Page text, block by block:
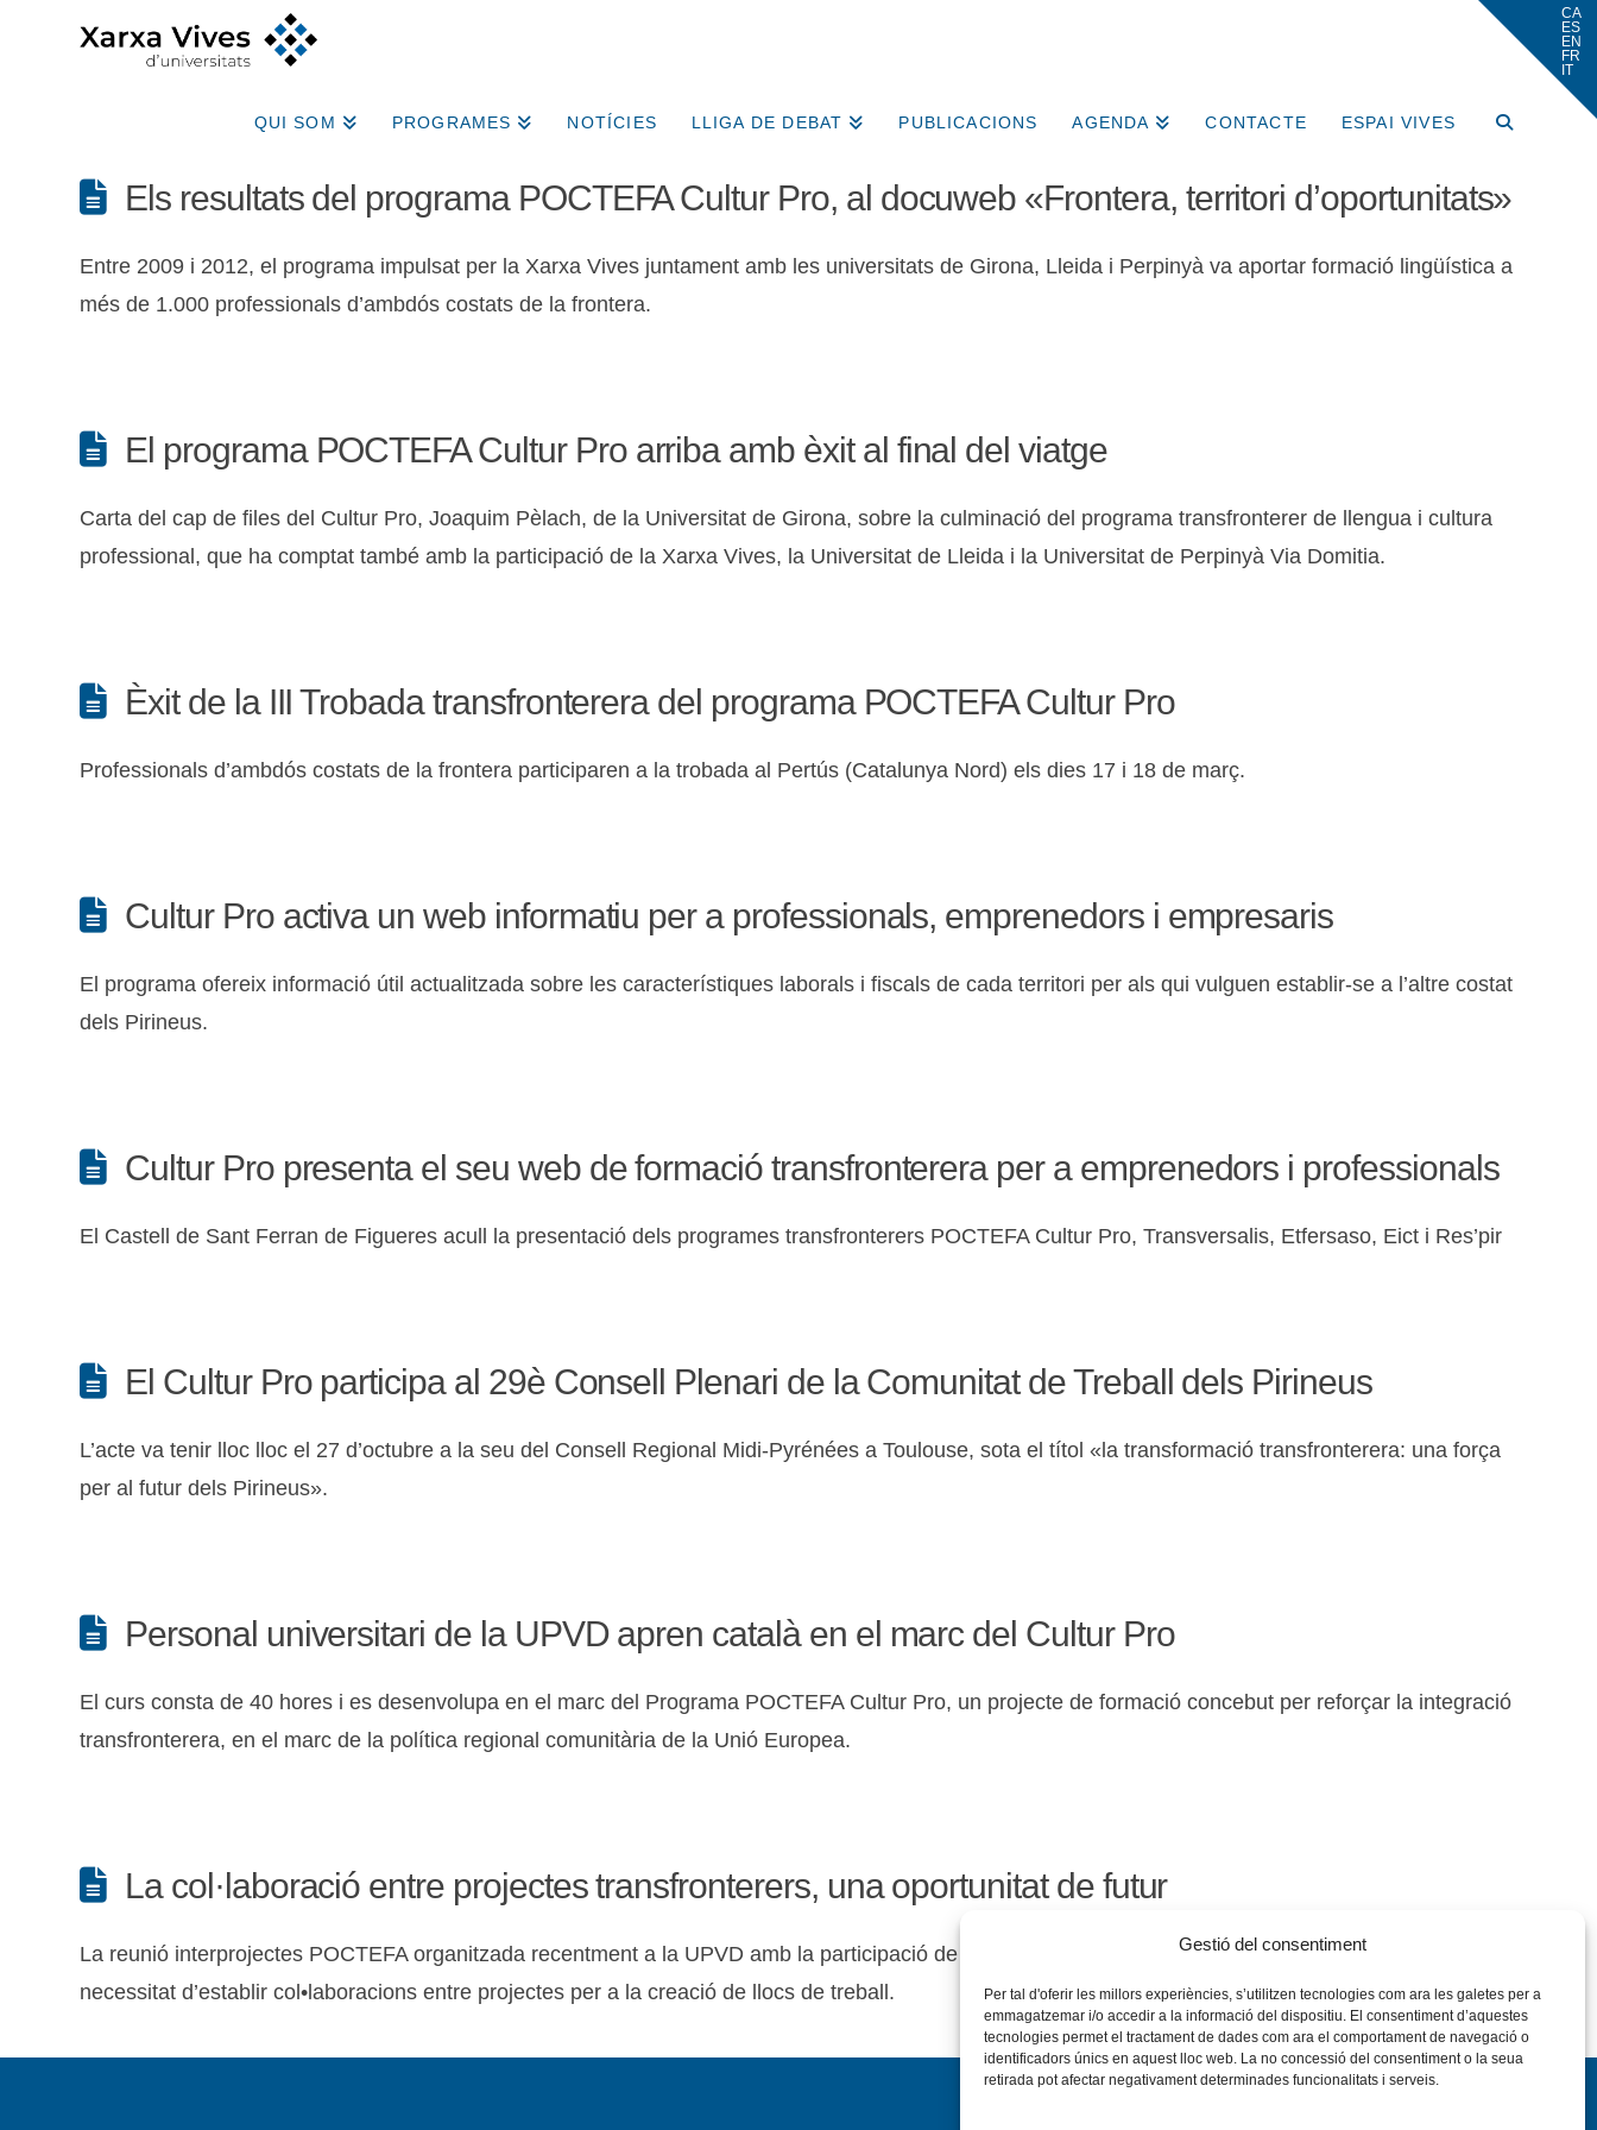
Gestió del consentiment
Per tal d'oferir les millors experiències, s’utilitzen tecnologies com ara les galetes per a
emmagatzemar i/o accedir a la informació del dispositiu. El consentiment d’aquestes
tecnologies permet el tractament de dades com ara el comportament de navegació o
identificadors únics en aquest lloc web. La no concessió del consentiment o la seua
retirada pot afectar negativament determinades funcionalitats i serveis.
QUI SOM PROGRAMES NOTÍCIES LLIGA DE DEBAT PUBLICACIONS AGENDA CONTACTE ESPAI VIVES
Els resultats del programa POCTEFA Cultur Pro, al docuweb «Frontera, territori d’oportunitats»
Entre 2009 i 2012, el programa impulsat per la Xarxa Vives juntament amb les universitats de Girona, Lleida i Perpinyà va aportar formació lingüística a
més de 1.000 professionals d’ambdós costats de la frontera.
El programa POCTEFA Cultur Pro arriba amb èxit al final del viatge
Carta del cap de files del Cultur Pro, Joaquim Pèlach, de la Universitat de Girona, sobre la culminació del programa transfronterer de llengua i cultura
professional, que ha comptat també amb la participació de la Xarxa Vives, la Universitat de Lleida i la Universitat de Perpinyà Via Domitia.
Èxit de la III Trobada transfronterera del programa POCTEFA Cultur Pro
Professionals d’ambdós costats de la frontera participaren a la trobada al Pertús (Catalunya Nord) els dies 17 i 18 de març.
Cultur Pro activa un web informatiu per a professionals, emprenedors i empresaris
El programa ofereix informació útil actualitzada sobre les característiques laborals i fiscals de cada territori per als qui vulguen establir-se a l’altre costat
dels Pirineus.
Cultur Pro presenta el seu web de formació transfronterera per a emprenedors i professionals
El Castell de Sant Ferran de Figueres acull la presentació dels programes transfronterers POCTEFA Cultur Pro, Transversalis, Etfersaso, Eict i Res’pir
El Cultur Pro participa al 29è Consell Plenari de la Comunitat de Treball dels Pirineus
L’acte va tenir lloc lloc el 27 d’octubre a la seu del Consell Regional Midi-Pyrénées a Toulouse, sota el títol «la transformació transfronterera: una força
per al futur dels Pirineus».
Personal universitari de la UPVD apren català en el marc del Cultur Pro
El curs consta de 40 hores i es desenvolupa en el marc del Programa POCTEFA Cultur Pro, un projecte de formació concebut per reforçar la integració
transfronterera, en el marc de la política regional comunitària de la Unió Europea.
La col·laboració entre projectes transfronterers, una oportunitat de futur
La reunió interprojectes POCTEFA organitzada recentment a la UPVD amb la participació de representants del programa Cultur Pro, va fer palesa la
necessitat d’establir col•laboracions entre projectes per a la creació de llocs de treball.